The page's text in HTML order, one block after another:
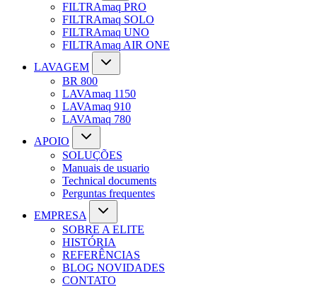
FILTRAmaq PRO
FILTRAmaq SOLO
FILTRAmaq UNO
FILTRAmaq AIR ONE
LAVAGEM
BR 800
LAVAmaq 1150
LAVAmaq 910
LAVAmaq 780
APOIO
SOLUÇÕES
Manuais de usuario
Technical documents
Perguntas frequentes
EMPRESA
SOBRE A ELITE
HISTÓRIA
REFERÊNCIAS
BLOG NOVIDADES
CONTATO